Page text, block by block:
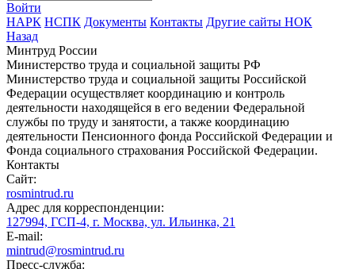
Войти
НАРК НСПК Документы Контакты Другие сайты НОК
Назад
Минтруд России
Министерство труда и социальной защиты РФ
Министерство труда и социальной защиты Российской
Федерации осуществляет координацию и контроль
деятельности находящейся в его ведении Федеральной
службы по труду и занятости, а также координацию
деятельности Пенсионного фонда Российской Федерации и
Фонда социального страхования Российской Федерации.
Контакты
Сайт:
rosmintrud.ru
Адрес для корреспонденции:
127994, ГСП-4, г. Москва, ул. Ильинка, 21
E-mail:
mintrud@rosmintrud.ru
Пресс-служба: